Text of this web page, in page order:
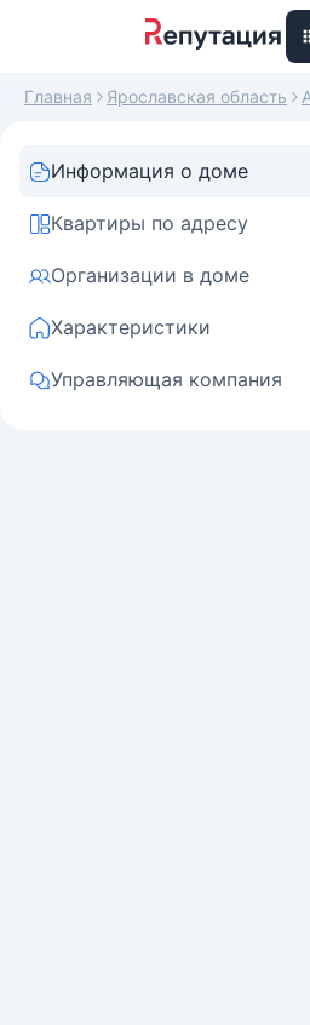
Главная Ярославская область
Информация о доме
Квартиры по адресу
Организации в доме
Характеристики
Управляющая компания